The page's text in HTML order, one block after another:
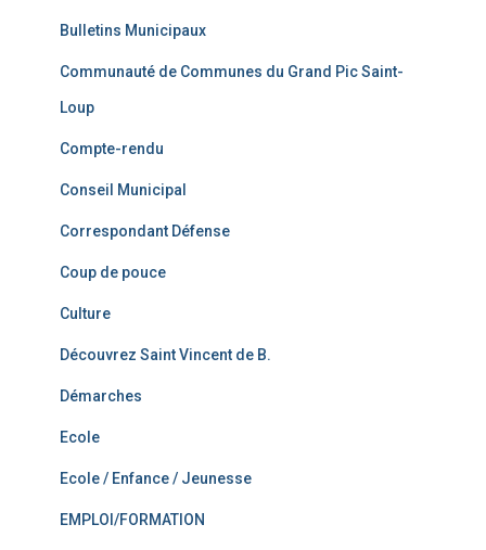
Bulletins Municipaux
Communauté de Communes du Grand Pic Saint-
Loup
Compte-rendu
Conseil Municipal
Correspondant Défense
Coup de pouce
Culture
Découvrez Saint Vincent de B.
Démarches
Ecole
Ecole / Enfance / Jeunesse
EMPLOI/FORMATION